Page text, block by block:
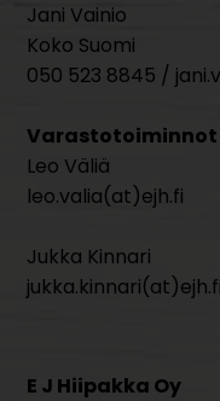
Jani Vainio
Koko Suomi
050 523 8845 /
Varastotoiminnot
Leo Väliä
leo.valia(at)ejh.fi
Jukka Kinnari
jukka.kinnari(at)ejh.fi
E J Hiipakka Oy